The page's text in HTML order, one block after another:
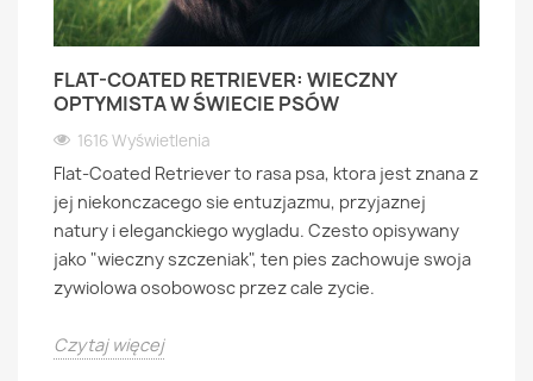
FLAT-COATED RETRIEVER: WIECZNY
OPTYMISTA W ŚWIECIE PSÓW
1616 Wyświetlenia
Flat-Coated Retriever to rasa psa, ktora jest znana z
jej niekonczacego sie entuzjazmu, przyjaznej
natury i eleganckiego wygladu. Czesto opisywany
jako "wieczny szczeniak", ten pies zachowuje swoja
zywiolowa osobowosc przez cale zycie.
Czytaj więcej